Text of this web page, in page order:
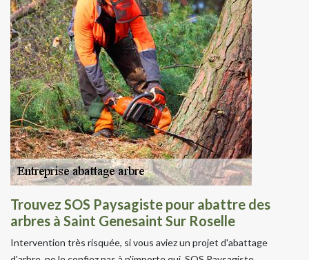
Trouvez SOS Paysagiste pour abattre des
arbres à Saint Genesaint Sur Roselle
Intervention très risquée, si vous aviez un projet d'abattage